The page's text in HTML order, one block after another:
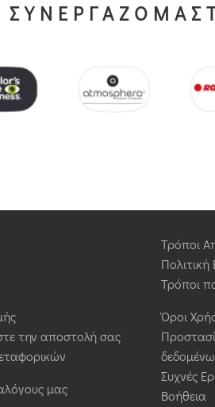
την αποστολή σας
μας
Τρόποι
Τρόποι
Όροι
Συχνές
Βοήθεια